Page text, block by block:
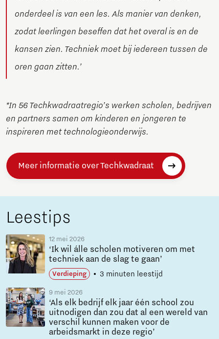
onderdeel is van een les. Als manier van denken,
zodat leerlingen beseffen dat het overal is en de
kansen zien. Techniek moet bij iedereen tussen de
oren gaan zitten.’
*In 56 Techkwadraatregio’s werken scholen, bedrijven
en partners samen om kinderen en jongeren te
inspireren met technologieonderwijs.
Meer informatie over Techkwadraat
Leestips
12 mei 2026
‘Ik wil álle scholen motiveren om met
techniek aan de slag te gaan’
Verdieping 3 minuten leestijd
9 mei 2026
‘Als elk bedrijf elk jaar één school zou
uitnodigen dan zou dat al een wereld van
verschil kunnen maken voor de
arbeidsmarkt in deze regio’